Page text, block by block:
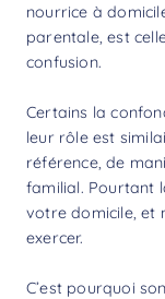
nourrice à
parentale, est
confusion.
Certains la
leur rôle est
référence, de
familial. Pourtant
votre domicile, et
exercer.
C’est pourquoi